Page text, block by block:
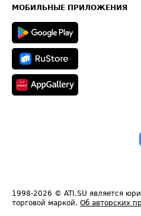
Техническая информация
МОБИЛЬНЫЕ ПРИЛОЖЕНИЯ
1998-2026 © ATI.SU является
торговой маркой. Об авторских